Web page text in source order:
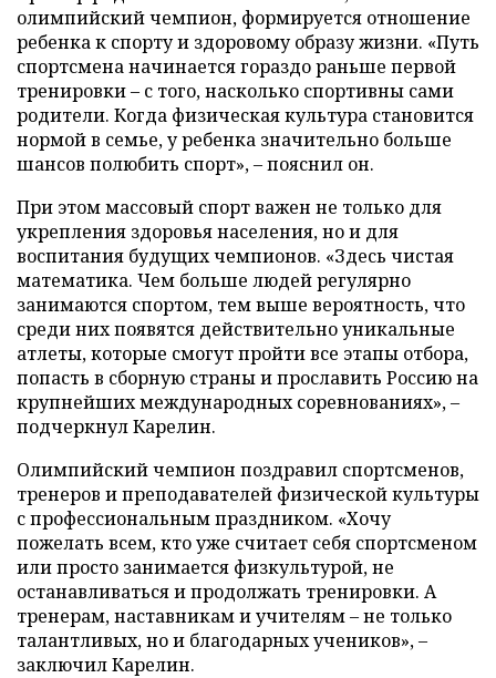
олимпийский чемпион, формируется отношение
ребенка к спорту и здоровому образу жизни. «Путь
спортсмена начинается гораздо раньше первой
тренировки – с того, насколько спортивны сами
родители. Когда физическая культура становится
нормой в семье, у ребенка значительно больше
шансов полюбить спорт», – пояснил он.
При этом массовый спорт важен не только для
укрепления здоровья населения, но и для
воспитания будущих чемпионов. «Здесь чистая
математика. Чем больше людей регулярно
занимаются спортом, тем выше вероятность, что
среди них появятся действительно уникальные
атлеты, которые смогут пройти все этапы отбора,
попасть в сборную страны и прославить Россию на
крупнейших международных соревнованиях», –
подчеркнул Карелин.
Олимпийский чемпион поздравил спортсменов,
тренеров и преподавателей физической культуры
с профессиональным праздником. «Хочу
пожелать всем, кто уже считает себя спортсменом
или просто занимается физкультурой, не
останавливаться и продолжать тренировки. А
тренерам, наставникам и учителям – не только
талантливых, но и благодарных учеников», –
заключил Карелин.